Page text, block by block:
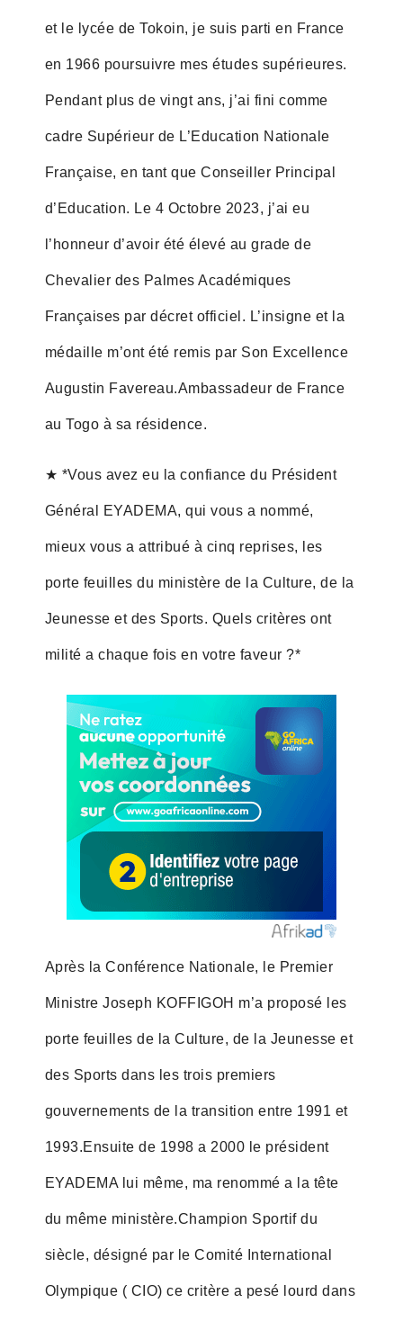
et le lycée de Tokoin, je suis parti en France
en 1966 poursuivre mes études supérieures.
Pendant plus de vingt ans, j’ai fini comme
cadre Supérieur de L’Education Nationale
Française, en tant que Conseiller Principal
d’Education. Le 4 Octobre 2023, j’ai eu
l’honneur d’avoir été élevé au grade de
Chevalier des Palmes Académiques
Françaises par décret officiel. L’insigne et la
médaille m’ont été remis par Son Excellence
Augustin Favereau.Ambassadeur de France
au Togo à sa résidence.
★ *Vous avez eu la confiance du Président
Général EYADEMA, qui vous a nommé,
mieux vous a attribué à cinq reprises, les
porte feuilles du ministère de la Culture, de la
Jeunesse et des Sports. Quels critères ont
milité a chaque fois en votre faveur ?*
Après la Conférence Nationale, le Premier
Ministre Joseph KOFFIGOH m’a proposé les
porte feuilles de la Culture, de la Jeunesse et
des Sports dans les trois premiers
gouvernements de la transition entre 1991 et
1993.Ensuite de 1998 a 2000 le président
EYADEMA lui même, ma renommé a la tête
du même ministère.Champion Sportif du
siècle, désigné par le Comité International
Olympique ( CIO) ce critère a pesé lourd dans